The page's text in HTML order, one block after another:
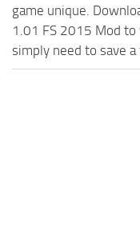
game unique.
1.01 FS 2015 Mod
simply need to save